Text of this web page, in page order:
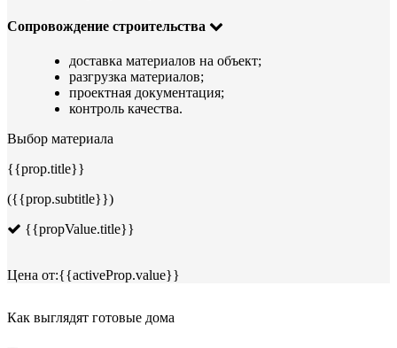
Сопровождение строительства
доставка материалов на объект;
разгрузка материалов;
проектная документация;
контроль качества.
Выбор материала
{{prop.title}}
({{prop.subtitle}})
{{propValue.title}}
Цена от:{{activeProp.value}}
Как выглядят готовые дома